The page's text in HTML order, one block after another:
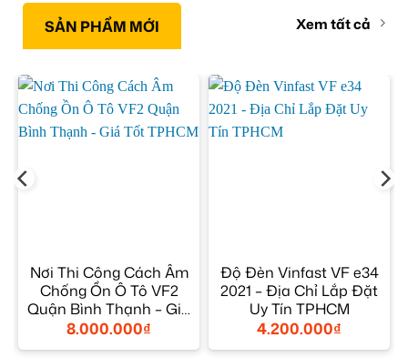
SẢN PHẨM MỚI Xem tất cả
Nơi Thi Công Cách Âm
Chống Ồn Ô Tô VF2
Quận Bình Thạnh – Giá
Tốt TPHCM
8.000.000₫
Độ Đèn Vinfast VF e34
2021 – Địa Chỉ Lắp Đặt
Uy Tín TPHCM
4.200.000₫